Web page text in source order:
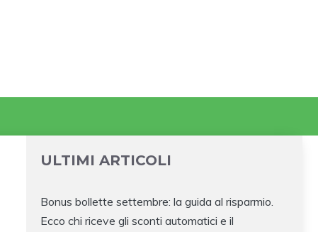
ULTIMI ARTICOLI
Bonus bollette settembre: la guida al risparmio.
Ecco chi riceve gli sconti automatici e il